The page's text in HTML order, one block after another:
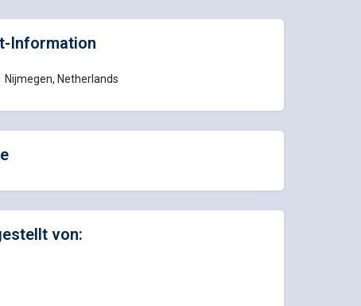
Information
Nijmegen, Netherlands
von: